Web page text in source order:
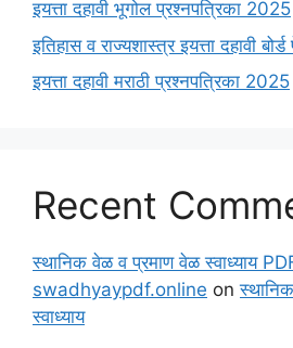
इयत्ता दहावी भूगोल प्रश्नपत्रिका 2025
इतिहास व राज्यशास्त्र इयत्ता दहावी
इयत्ता दहावी मराठी प्रश्नपत्रिका 2025
Recent
स्थानिक वेळ व प्रमाण वेळ स्वाध्याय
swadhyaypdf.online on
स्वाध्याय